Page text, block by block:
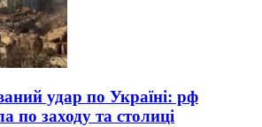
удар по Україні: рф
по заходу та столиці